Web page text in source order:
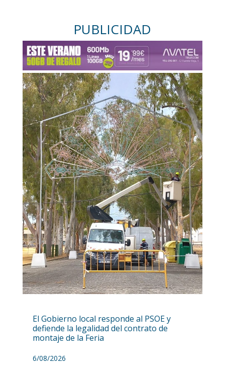
PUBLICIDAD
El Gobierno local responde al PSOE y
defiende la legalidad del contrato de
montaje de la Feria
6/08/2026